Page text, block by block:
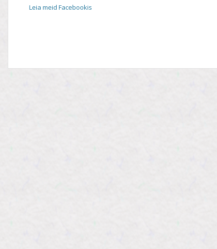
Leia meid Facebookis